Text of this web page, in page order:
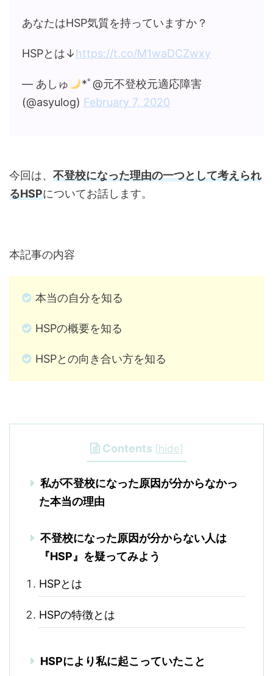
あなたはHSP気質を持っていますか？
HSPとは↓https://t.co/M1waDCZwxy
— あしゅ
*ﾟ@元不登校元適応障害
(@asyulog) February 7, 2020
今回は、 不登校になった理由の一つとして考えられ
るHSPについてお話します。
本記事の内容
本当の自分を知る
HSPの概要を知る
HSPとの向き合い方を知る
Contents [hide]
私が不登校になった原因が分からなかっ
た本当の理由
不登校になった原因が分からない人は
『HSP』を疑ってみよう
HSPとは
HSPの特徴とは
HSPにより私に起こっていたこと